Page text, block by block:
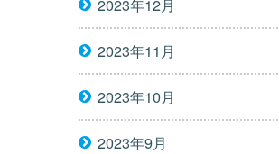
2023年12月
2023年11月
2023年10月
2023年9月